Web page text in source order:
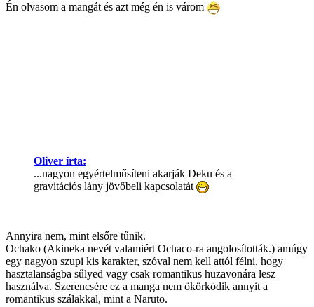
Én olvasom a mangát és azt még én is várom
Oliver írta:
...nagyon egyértelműsíteni akarják Deku és a
gravitációs lány jövőbeli kapcsolatát
Annyira nem, mint elsőre tűnik.
Ochako (Akineka nevét valamiért Ochaco-ra angolosították.) amúgy
egy nagyon szupi kis karakter, szóval nem kell attól félni, hogy
hasztalanságba sűlyed vagy csak romantikus huzavonára lesz
használva. Szerencsére ez a manga nem ökörködik annyit a
romantikus szálakkal, mint a Naruto.